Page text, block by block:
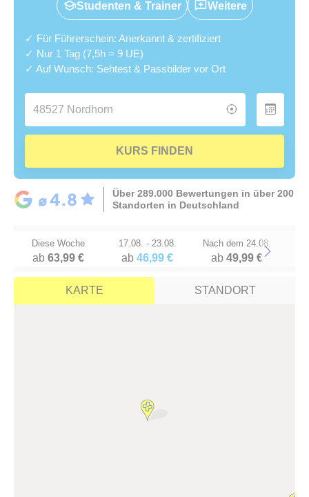
Studenten & Trainer Weitere
✓ Für Führerschein: Anerkannt & zertifiziert
✓ Nur 1 Tag (7,5h = 9 UE)
✓ Auf Wunsch: Sehtest & Passbilder vor Ort
KURS FINDEN
Über 289.000 Bewertungen in über 200
Standorten in Deutschland
Diese Woche
ab63,99 €
17.08. - 23.08.
ab46,99 €
Nach dem 24.08.
ab 49,99 €Next
KARTE STANDORT